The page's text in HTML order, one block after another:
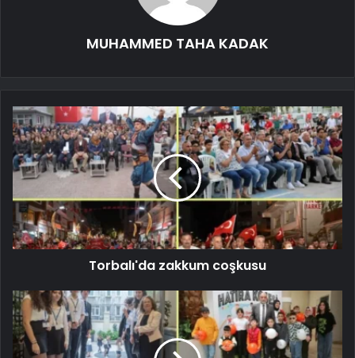
MUHAMMED TAHA KADAK
Torbalı'da zakkum coşkusu